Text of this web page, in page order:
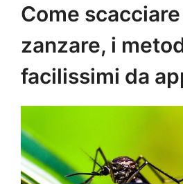
Come
zanzare, i
facilissimi da